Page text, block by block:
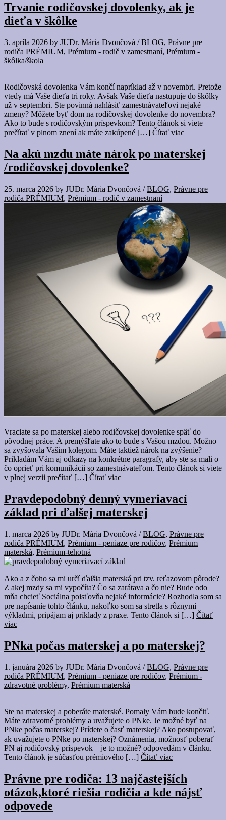
Trvanie rodičovskej dovolenky, ak je
dieťa v škôlke
3. apríla 2026 by JUDr. Mária Dvončová /BLOG, Právne pre
rodiča PRÉMIUM, Prémium - rodič v zamestnaní, Prémium -
škôlka/škola
Rodičovská dovolenka Vám končí napríklad až v novembri. Pretože
vtedy má Vaše dieťa tri roky. Avšak Vaše dieťa nastupuje do škôlky
už v septembri. Ste povinná nahlásiť zamestnávateľovi nejaké
zmeny? Môžete byť dom na rodičovskej dovolenke do novembra?
Ako to bude s rodičovským príspevkom? Tento článok si viete
prečítať v plnom znení ak máte zakúpené […] Čítať viac
Na akú mzdu máte nárok po materskej
/rodičovskej dovolenke?
25. marca 2026 by JUDr. Mária Dvončová /BLOG, Právne pre
rodiča PRÉMIUM, Prémium - rodič v zamestnaní
Vraciate sa po materskej alebo rodičovskej dovolenke späť do
pôvodnej práce. A premýšľate ako to bude s Vašou mzdou. Možno
sa zvyšovala Vašim kolegom. Máte taktiež nárok na zvýšenie?
Prikladám Vám aj odkazy na konkrétne paragrafy, aby ste sa mali o
čo oprieť pri komunikácii so zamestnávateľom. Tento článok si viete
v plnej verzii prečítať […] Čítať viac
Pravdepodobný denný vymeriavací
základ pri ďalšej materskej
1. marca 2026 by JUDr. Mária Dvončová /BLOG, Právne pre
rodiča PRÉMIUM, Prémium - peniaze pre rodičov, Prémium
materská, Prémium-tehotná
Ako a z čoho sa mi určí ďalšia materská pri tzv. reťazovom pôrode?
Z akej mzdy sa mi vypočíta? Čo sa zarátava a čo nie? Bude odo
mňa chcieť Sociálna poisťovňa nejaké informácie? Rozhodla som sa
pre napísanie tohto článku, nakoľko som sa stretla s rôznymi
výkladmi, pripájam aj príklady z praxe. Tento článok si […] Čítať
viac
PNka počas materskej a po materskej?
1. januára 2026 by JUDr. Mária Dvončová /BLOG, Právne pre
rodiča PRÉMIUM, Prémium - peniaze pre rodičov, Prémium -
zdravotné problémy, Prémium materská
Ste na materskej a poberáte materské. Pomaly Vám bude končiť.
Máte zdravotné problémy a uvažujete o PNke. Je možné byť na
PNke počas materskej? Prídete o časť materskej? Ako postupovať,
ak uvažujete o PNke po materskej? Oznámenia, možnosť poberať
PN aj rodičovský príspevok – je to možné? odpovedám v článku.
Tento článok je súčasťou prémiového […] Čítať viac
Právne pre rodiča: 13 najčastejších
otázok,ktoré riešia rodičia a kde nájsť
odpovede